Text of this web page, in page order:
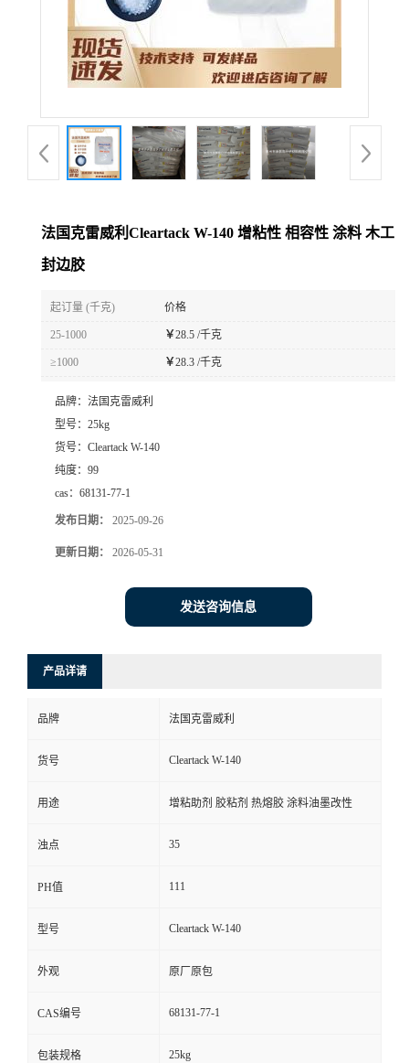
法国克雷威利Cleartack W-140 增粘性 相容性 涂料 木工
封边胶
起订量 (千克) 价格
25-1000 ￥28.5 /千克
≥1000 ￥28.3 /千克
品牌： 法国克雷威利
型号： 25kg
货号： Cleartack W-140
纯度： 99
cas： 68131-77-1
发布日期： 2025-09-26
更新日期： 2026-05-31
发送咨询信息
产品详请
品牌 法国克雷威利
货号 Cleartack W-140
用途 增粘助剂 胶粘剂 热熔胶 涂料油墨改性
浊点 35
PH值 111
型号 Cleartack W-140
外观 原厂原包
CAS编号 68131-77-1
包装规格 25kg